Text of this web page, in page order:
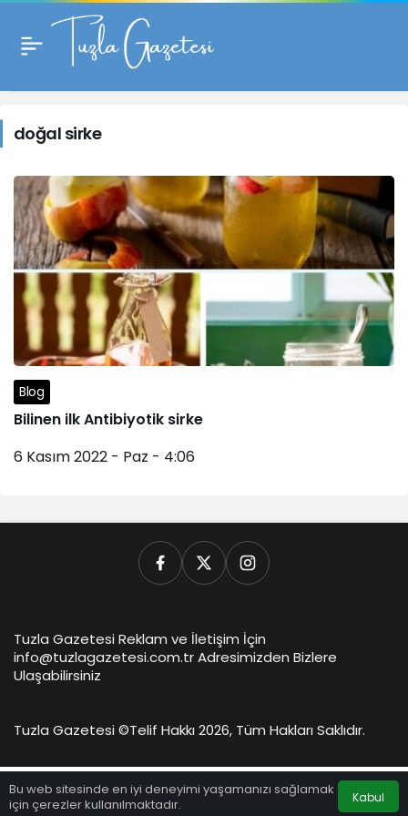
doğal
sirke
Haberleri
doğal sirke
Blog
Bilinen ilk Antibiyotik sirke
6 Kasım 2022 - Paz - 4:06
Bu web sitesinde en iyi deneyimi yaşamanızı sağlamak
için çerezler kullanılmaktadır.
Kabul
Anasayfa Hesabım
Tuzla Gazetesi Reklam ve İletişim İçin
info@tuzlagazetesi.com.tr Adresimizden Bizlere
Ulaşabilirsiniz
Tuzla Gazetesi ©Telif Hakkı 2026, Tüm Hakları Saklıdır.